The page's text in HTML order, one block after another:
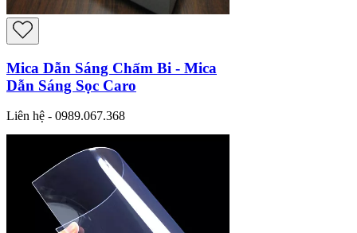
Mica Dẫn Sáng Chấm Bi - Mica
Dẫn Sáng Sọc Caro
Liên hệ - 0989.067.368